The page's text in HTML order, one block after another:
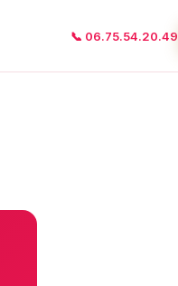
📞 06.75.54.20.49